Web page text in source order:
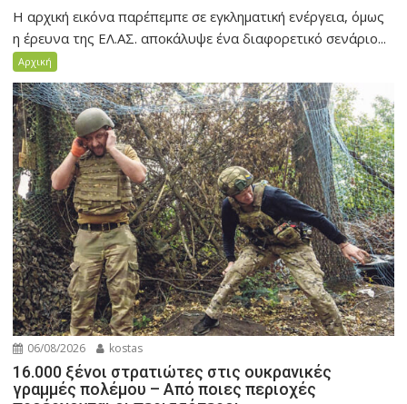
Η αρχική εικόνα παρέπεμπε σε εγκληματική ενέργεια, όμως
η έρευνα της ΕΛ.ΑΣ. αποκάλυψε ένα διαφορετικό σενάριο...
Αρχική
06/08/2026 kostas
16.000 ξένοι στρατιώτες στις ουκρανικές
γραμμές πολέμου – Από ποιες περιοχές